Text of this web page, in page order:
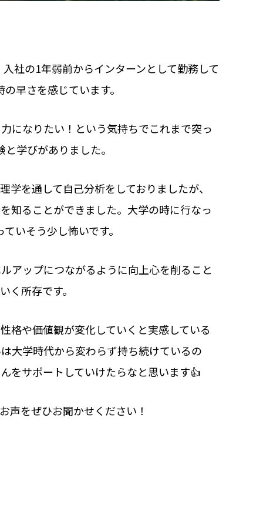
社の1年弱前からインターンとして勤務して
早さを感じています。
になりたい！という気持ちでこれまで突っ
学びがありました。
を通して自己分析をしておりましたが、
知ることができました。大学の時に行なっ
いそう少し怖いです。
アップにつながるように向上心を削ること
く所存です。
格や価値観が変化していくと実感している
大学時代から変わらず持ち続けているの
をサポートしていけたらなと思います👍
声をぜひお聞かせください！